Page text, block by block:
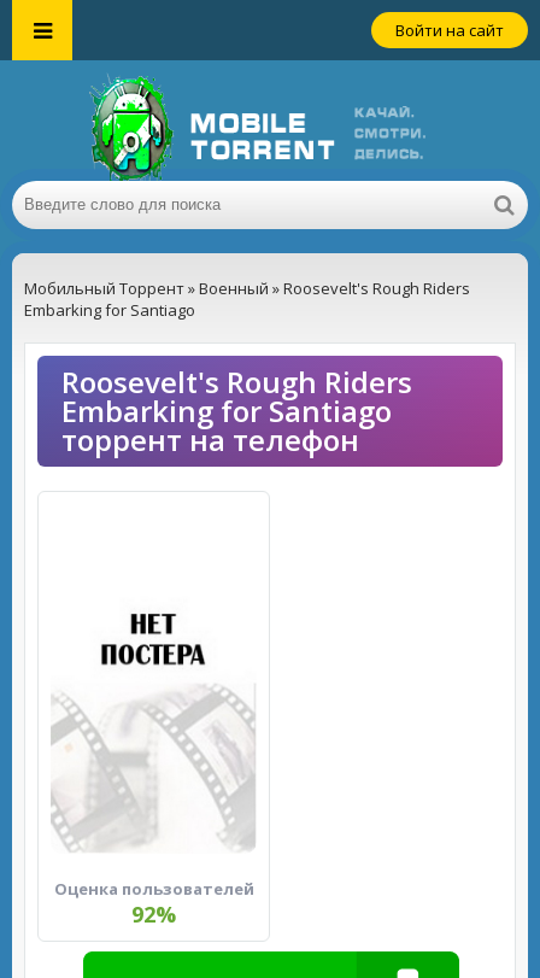
Войти на сайт
Мобильный Торрент»Военный » Roosevelt's Rough Riders
Embarking for Santiago
Roosevelt's Rough Riders
Embarking for Santiago
торрент на телефон
Оценка пользователей
92%